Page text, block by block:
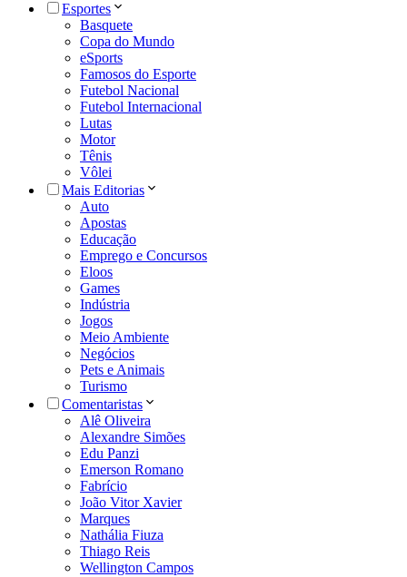
Esportes
Basquete
Copa do Mundo
eSports
Famosos do Esporte
Futebol Nacional
Futebol Internacional
Lutas
Motor
Tênis
Vôlei
Mais Editorias
Auto
Apostas
Educação
Emprego e Concursos
Eloos
Games
Indústria
Jogos
Meio Ambiente
Negócios
Pets e Animais
Turismo
Comentaristas
Alê Oliveira
Alexandre Simões
Edu Panzi
Emerson Romano
Fabrício
João Vitor Xavier
Marques
Nathália Fiuza
Thiago Reis
Wellington Campos